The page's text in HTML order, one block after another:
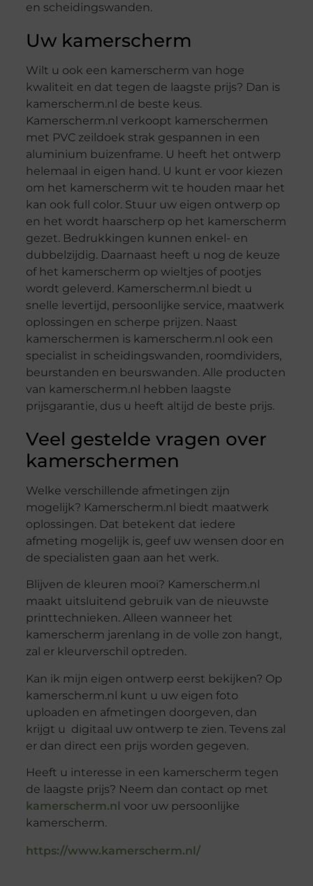
en scheidingswanden.
Uw kamerscherm
Wilt u ook een kamerscherm van hoge
kwaliteit en dat tegen de laagste prijs? Dan is
kamerscherm.nl de beste keus.
Kamerscherm.nl verkoopt kamerschermen
met PVC zeildoek strak gespannen in een
aluminium buizenframe. U heeft het ontwerp
helemaal in eigen hand. U kunt er voor kiezen
om het kamerscherm wit te houden maar het
kan ook full color. Stuur uw eigen ontwerp op
en het wordt haarscherp op het kamerscherm
gezet. Bedrukkingen kunnen enkel- en
dubbelzijdig. Daarnaast heeft u nog de keuze
of het kamerscherm op wieltjes of pootjes
wordt geleverd. Kamerscherm.nl biedt u
snelle levertijd, persoonlijke service, maatwerk
oplossingen en scherpe prijzen. Naast
kamerschermen is kamerscherm.nl ook een
specialist in scheidingswanden, roomdividers,
beurstanden en beurswanden. Alle producten
van kamerscherm.nl hebben laagste
prijsgarantie, dus u heeft altijd de beste prijs.
Veel gestelde vragen over
kamerschermen
Welke verschillende afmetingen zijn
mogelijk? Kamerscherm.nl biedt maatwerk
oplossingen. Dat betekent dat iedere
afmeting mogelijk is, geef uw wensen door en
de specialisten gaan aan het werk.
Blijven de kleuren mooi? Kamerscherm.nl
maakt uitsluitend gebruik van de nieuwste
printtechnieken. Alleen wanneer het
kamerscherm jarenlang in de volle zon hangt,
zal er kleurverschil optreden.
Kan ik mijn eigen ontwerp eerst bekijken? Op
kamerscherm.nl kunt u uw eigen foto
uploaden en afmetingen doorgeven, dan
krijgt u digitaal uw ontwerp te zien. Tevens zal
er dan direct een prijs worden gegeven.
Heeft u interesse in een kamerscherm tegen
de laagste prijs? Neem dan contact op met
kamerscherm.nl voor uw persoonlijke
kamerscherm.
https://www.kamerscherm.nl/